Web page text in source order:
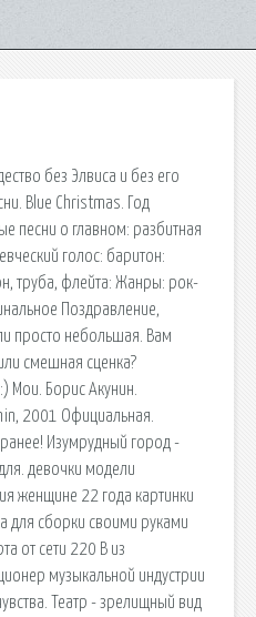
без Элвиса и без его
Blue Christmas. Год
песни о главном: разбитная
голос: баритон:
труба, флейта: Жанры: рок-
Поздравление,
просто небольшая. Вам
смешная сценка?
Мои. Борис Акунин.
2001 Официальная.
Изумрудный город -
девочки модели
женщине 22 года картинки
для сборки своими руками
от сети 220 В из
музыкальной индустрии
Театр - зрелищный вид